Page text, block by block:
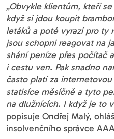
„Obvykle klientům, kteří
když si jdou koupit
letáků a poté vyrazí pro ty
jsou schopni reagovat na
shání peníze přes počítač
i cestu ven. Pak snadno
často platí za
statisíce měsíčně a tyto
na dlužnících. I když je to
popisuje Ondřej Malý,
insolvenčního správce